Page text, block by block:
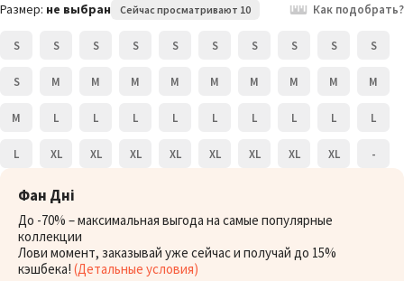
Размер: не выбран Сейчас просматривают 10 Как подобрать?
S S S S S S S S S S
S M M M M M M M M M
M L L L L L L L L L
L XL XL XL XL XL XL XL XL -
Фан Дні
До -70% – максимальная выгода на самые популярные
коллекции
Лови момент, заказывай уже сейчас и получай до 15%
кэшбека! (Детальные условия)